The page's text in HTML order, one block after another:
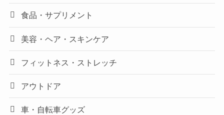
食品・サプリメント
美容・ヘア・スキンケア
フィットネス・ストレッチ
アウトドア
車・自転車グッズ